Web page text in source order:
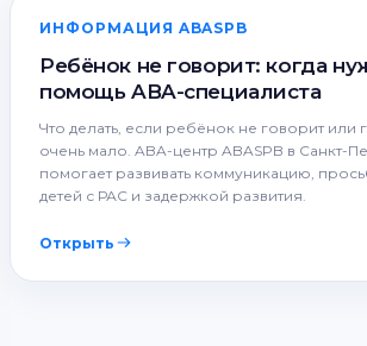
ИНФОРМАЦИЯ ABASPB
Ребёнок не говорит: когда
помощь ABA-специалиста
Что делать, если ребёнок не говорит или
очень мало. ABA-центр ABASPB в Санкт-
помогает развивать коммуникацию,
детей с РАС и задержкой развития.
Открыть